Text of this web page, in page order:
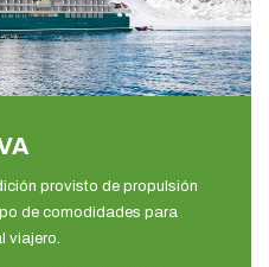
provisto de propulsión
de comodidades para
viajero.